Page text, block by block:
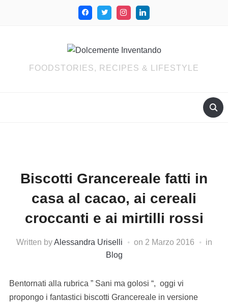
FOODSTORIES, RECIPES & LIFESTYLE
Biscotti Grancereale fatti in
casa al cacao, ai cereali
croccanti e ai mirtilli rossi
Written byAlessandra Uriselli on 2 Marzo 2016
in
Blog
Bentornati alla rubrica ” Sani ma golosi “, oggi vi
propongo i fantastici biscotti Grancereale in versione